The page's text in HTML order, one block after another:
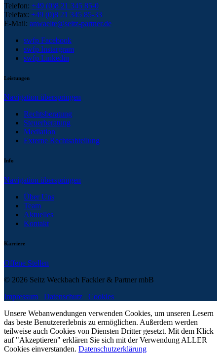
Telefon: +49 (0)8 21 345 85-0
Telefax: +49 (0)8 21 345 85-33
E-Mail: anwaelte@seitz-partner.de
swfp Facebook
swfp Instargram
swfp Linkedin
Leistungen
Navigation überspringen
Rechtsberatung
Steuerberatung
Mediation
Externe Rechtsabteilung
Info
Navigation überspringen
Über Uns
Team
Aktuelles
Kontakt
Karriere
Offene Stellen
© 2026 Seitz Weckbach Fackler & Partner mbB
Impressum
Datenschutz
Cookies
Unsere Webanwendungen verwenden Cookies, um unseren Lesern
das beste Benutzererlebnis zu ermöglichen. Außerdem werden
teilweise auch Cookies von Diensten Dritter gesetzt. Mit dem Klick
auf "Akzeptieren" erklären Sie sich mit der Verwendung ALLER
Cookies einverstanden. Datenschutzerklärung